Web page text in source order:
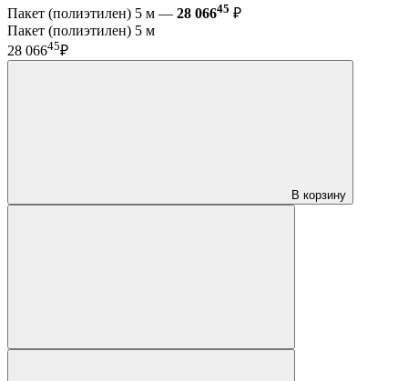
Пакет (полиэтилен) 5 м — 28 06645 ₽
Пакет (полиэтилен) 5 м
28 06645₽
В корзину